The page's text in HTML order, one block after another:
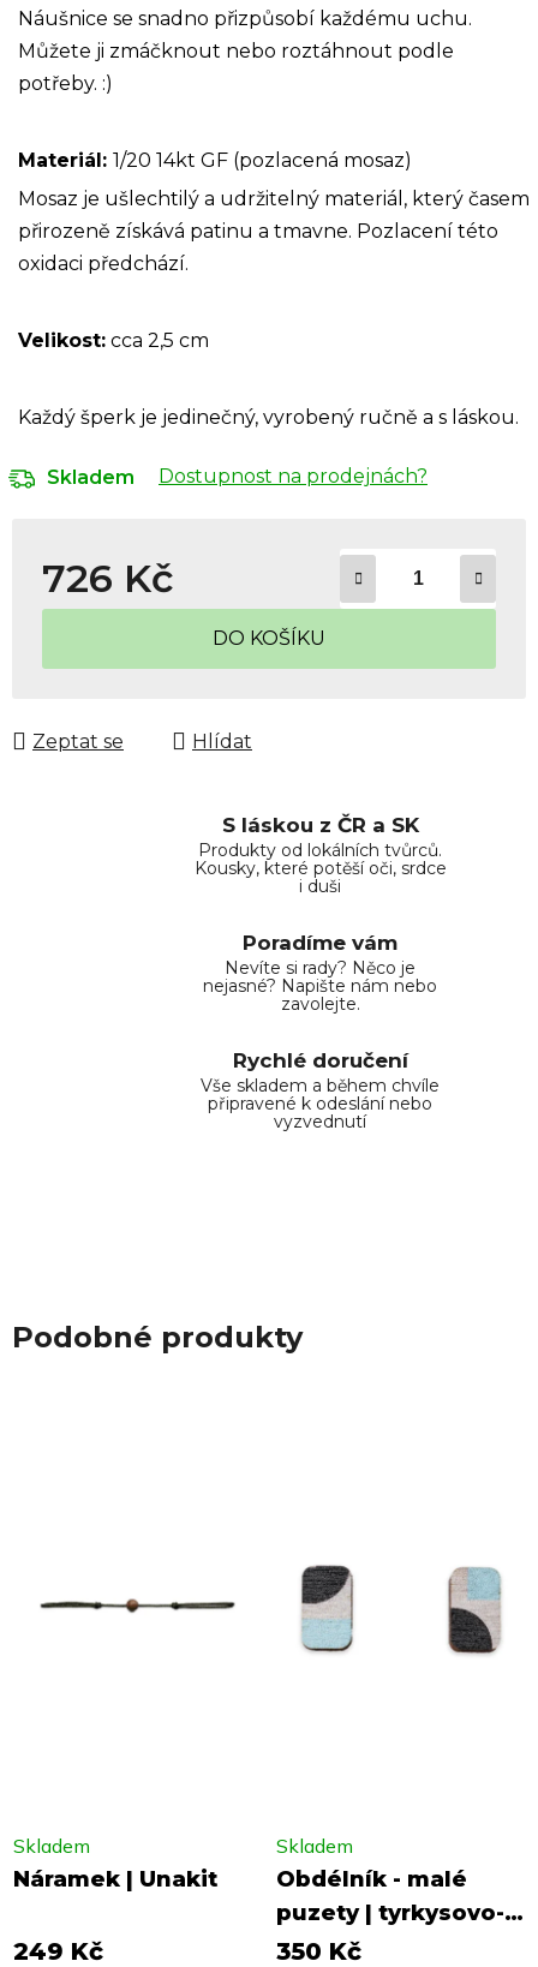
Náušnice se snadno přizpůsobí každému uchu.
Můžete ji zmáčknout nebo roztáhnout podle
potřeby. :)
Materiál: 1/20 14kt GF (pozlacená mosaz)
Mosaz je ušlechtilý a udržitelný materiál, který časem
přirozeně získává patinu a tmavne. Pozlacení této
oxidaci předchází.
Velikost: cca 2,5 cm
Každý šperk je jedinečný, vyrobený ručně a s láskou.
Skladem Dostupnost na prodejnách?
726 Kč
Měrná cena:
DO KOŠÍKU
Zeptat se Hlídat
S láskou z ČR a SK
Produkty od lokálních tvůrců.
Kousky, které potěší oči, srdce
i duši
Poradíme vám
Nevíte si rady? Něco je
nejasné? Napište nám nebo
zavolejte.
Rychlé doručení
Vše skladem a během chvíle
připravené k odeslání nebo
vyzvednutí
Podobné produkty
Náramek | Unakit
Skladem
249 Kč
Obdélník - malé
puzety | tyrkysovo-
černá
Skladem
350 Kč